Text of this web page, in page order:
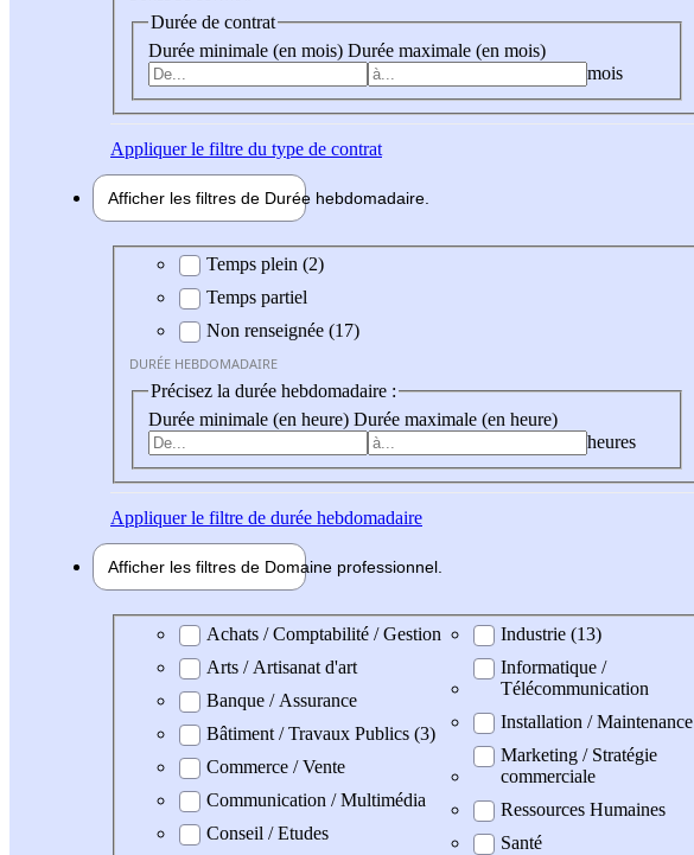
Durée de contrat
Durée minimale (en mois) Durée maximale (en mois)
mois
Appliquerle filtre du type de contrat
Afficher les filtres de Durée hebdomadaire
Durée hebdomadaire
Temps plein (2)
Temps partiel
Non renseignée (17)
DURÉE HEBDOMADAIRE
Précisez la durée hebdomadaire :
Durée minimale (en heure) Durée maximale (en heure)
heures
Appliquerle filtre de durée hebdomadaire
Afficher les filtres de Domaine professionnel
Domaine professionel
Achats / Comptabilité / Gestion
Arts / Artisanat d'art
Banque / Assurance
Bâtiment / Travaux Publics (3)
Commerce / Vente
Communication / Multimédia
Conseil / Etudes
Industrie (13)
Informatique /
Télécommunication
Installation / Maintenance
Marketing / Stratégie
commerciale
Ressources Humaines
Santé